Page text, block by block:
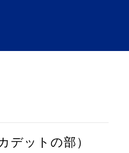
ットの部）